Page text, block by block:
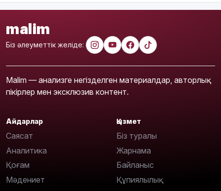
malim
Біз әлеуметтік желіде:
Malim — анализге негізделген материалдар, авторлық
пікірлер мен эксклюзив контент.
Айдарлар
Саясат
Аналитика
Қоғам
Мәдениет
Қызмет
Біз туралы
Жарнама
Байланыс
Құпиялылық